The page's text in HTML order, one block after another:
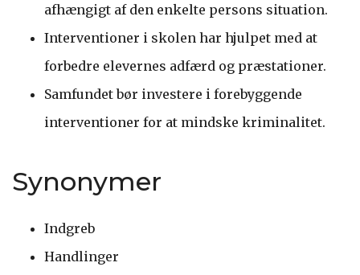
afhængigt af den enkelte persons situation.
Interventioner i skolen har hjulpet med at
forbedre elevernes adfærd og præstationer.
Samfundet bør investere i forebyggende
interventioner for at mindske kriminalitet.
Synonymer
Indgreb
Handlinger